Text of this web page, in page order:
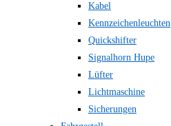
Kabel
Kennzeichenleuchten
Quickshifter
Signalhorn Hupe
Lüfter
Lichtmaschine
Sicherungen